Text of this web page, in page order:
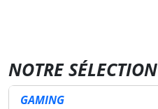
NOTRE SÉLECTION
GAMING